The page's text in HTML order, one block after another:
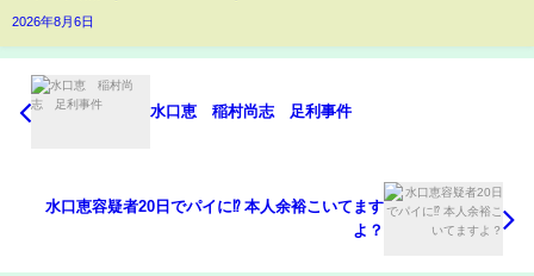
2026年8月6日
水口恵 稲村尚志 足利事件
水口恵容疑者20日でパイに⁉️ 本人余裕こいてます
よ？